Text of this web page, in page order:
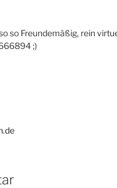
so Freundemäßig, rein
;)